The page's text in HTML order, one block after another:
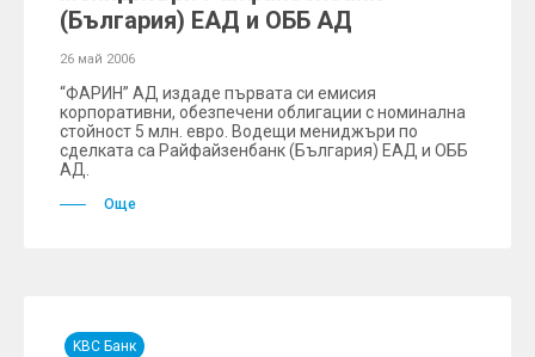
(България) ЕАД и ОББ АД
26 май 2006
“ФАРИН” АД издаде първата си емисия
корпоративни, обезпечени облигации с номинална
стойност 5 млн. евро. Водещи мениджъри по
сделката са Райфайзенбанк (България) ЕАД и ОББ
АД.
Още
KBC Банк